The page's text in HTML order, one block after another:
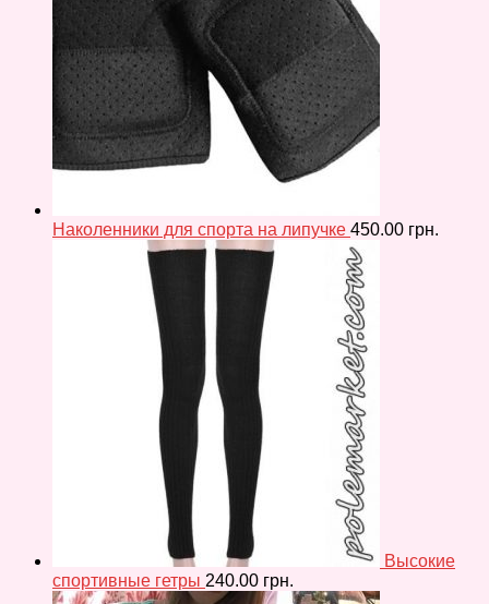
Наколенники для спорта на липучке 450.00 грн.
Высокие
спортивные гетры 240.00 грн.